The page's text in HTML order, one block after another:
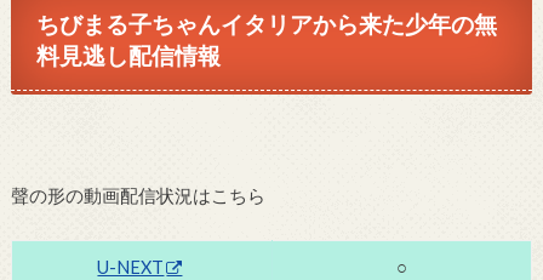
ちびまる子ちゃんイタリアから来た少年の無
料見逃し配信情報
聲の形の動画配信状況はこちら
U-NEXT ○